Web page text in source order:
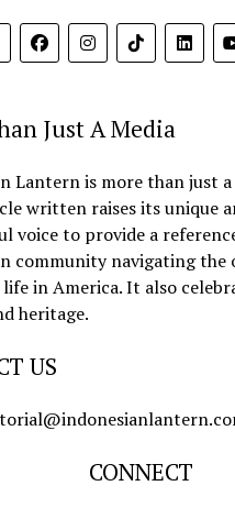
Just A Media
Lantern is more than just a
written raises its unique
voice to provide a
community navigating the
in America. It also
heritage.
US
CONNECT